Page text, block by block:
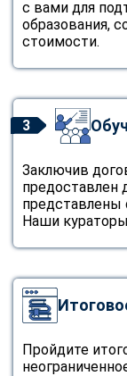
с вами для
образования,
стоимости.
3
Заключив
предоставлен
представлены
Наши
Пройдите